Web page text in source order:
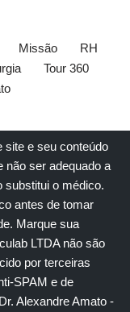
Missão
RH
Tour 360
site e seu conteúdo
não ser adequado a
substitui o médico.
antes de tomar
Marque sua
LTDA não são
por terceiras
SPAM e de
Dr. Alexandre Amato -